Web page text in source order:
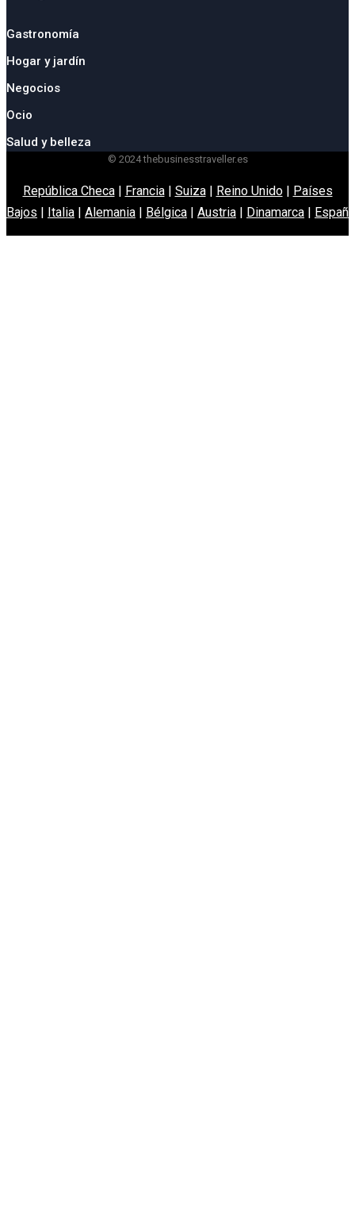
Gastronomía
Hogar y jardín
Negocios
Ocio
Salud y belleza
© 2024 thebusinesstraveller.es
República Checa| Francia| Suiza| Reino Unido|
Países
Bajos
Italia Alemania Bélgica Austria Dinamarca España